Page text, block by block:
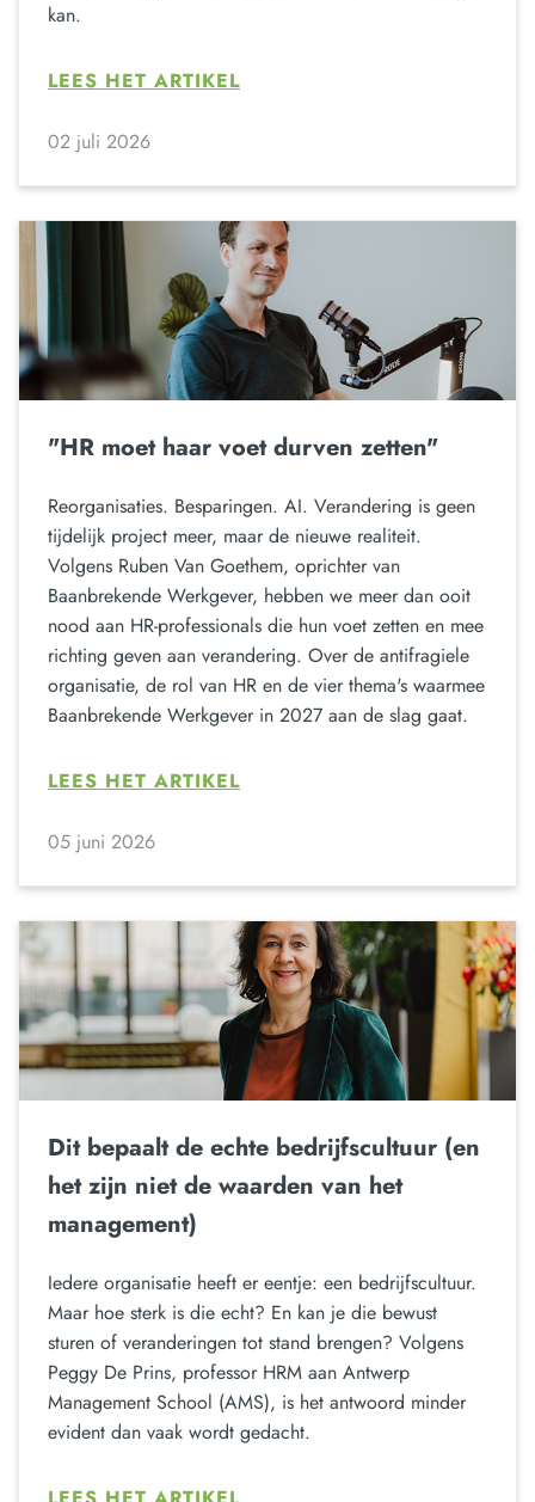
kan.
LEES HET ARTIKEL
02 juli 2026
"HR moet haar voet durven zetten"
Reorganisaties. Besparingen. AI. Verandering is geen
tijdelijk project meer, maar de nieuwe realiteit.
Volgens Ruben Van Goethem, oprichter van
Baanbrekende Werkgever, hebben we meer dan ooit
nood aan HR-professionals die hun voet zetten en mee
richting geven aan verandering. Over de antifragiele
organisatie, de rol van HR en de vier thema's waarmee
Baanbrekende Werkgever in 2027 aan de slag gaat.
LEES HET ARTIKEL
05 juni 2026
Dit bepaalt de echte bedrijfscultuur (en
het zijn niet de waarden van het
management)
Iedere organisatie heeft er eentje: een bedrijfscultuur.
Maar hoe sterk is die echt? En kan je die bewust
sturen of veranderingen tot stand brengen? Volgens
Peggy De Prins, professor HRM aan Antwerp
Management School (AMS), is het antwoord minder
evident dan vaak wordt gedacht.